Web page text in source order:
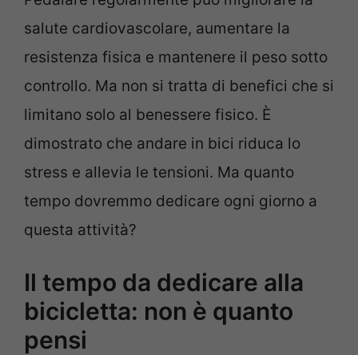
salute cardiovascolare, aumentare la
resistenza fisica e mantenere il peso sotto
controllo. Ma non si tratta di benefici che si
limitano solo al benessere fisico. È
dimostrato che andare in bici riduca lo
stress e allevia le tensioni. Ma quanto
tempo dovremmo dedicare ogni giorno a
questa attività?
Il tempo da dedicare alla
bicicletta: non è quanto
pensi